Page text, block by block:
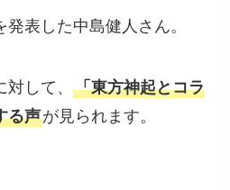
表した中島健人さん。
対して、「東方神起とコラ
る声が見られます。